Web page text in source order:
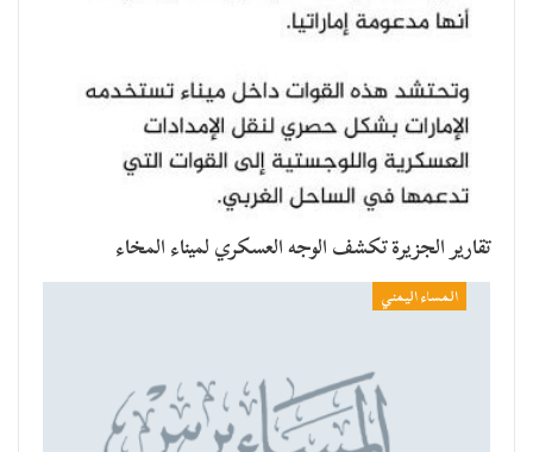
تقارير الجزيرة تكشف الوجه العسكري لميناء المخاء
المساء اليمني